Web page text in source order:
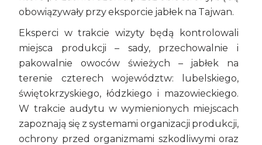
obowiązywały przy eksporcie jabłek na Tajwan.
Eksperci w trakcie wizyty będą kontrolowali
miejsca produkcji – sady, przechowalnie i
pakowalnie owoców świeżych – jabłek na
terenie czterech województw: lubelskiego,
świętokrzyskiego, łódzkiego i mazowieckiego.
W trakcie audytu w wymienionych miejscach
zapoznają się z systemami organizacji produkcji,
ochrony przed organizmami szkodliwymi oraz